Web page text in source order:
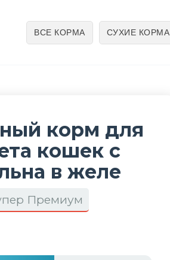
ВСЕ КОРМА СУХИЕ КОРМА
корм для
кошек с
в желе
Премиум